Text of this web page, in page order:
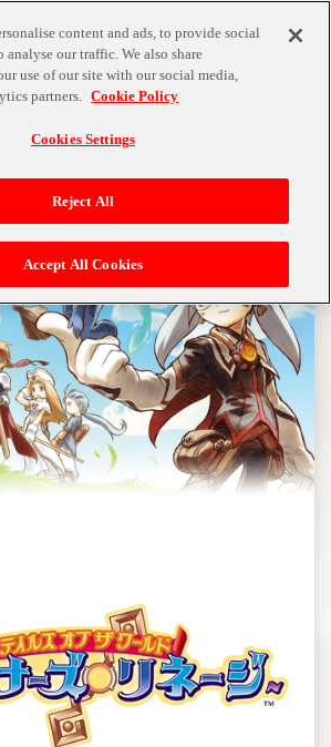
content and ads, to provide social
analyse our traffic. We also share
use of our site with our social media,
partners. Cookie Policy
Cookies Settings
Reject All
Accept All Cookies